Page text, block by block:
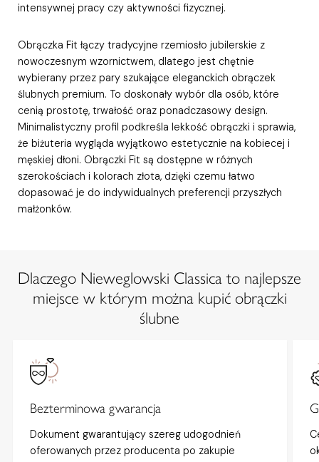
intensywnej pracy czy aktywności fizycznej.
Obrączka Fit łączy tradycyjne rzemiosło jubilerskie z
nowoczesnym wzornictwem, dlatego jest chętnie
wybierany przez pary szukające eleganckich obrączek
ślubnych premium. To doskonały wybór dla osób, które
cenią prostotę, trwałość oraz ponadczasowy design.
Minimalistyczny profil podkreśla lekkość obrączki i sprawia,
że biżuteria wygląda wyjątkowo estetycznie na kobiecej i
męskiej dłoni. Obrączki Fit są dostępne w różnych
szerokościach i kolorach złota, dzięki czemu łatwo
dopasować je do indywidualnych preferencji przyszłych
małżonków.
Dlaczego Nieweglowski Classica to najlepsze
miejsce w którym można kupić obrączki
ślubne
Bezterminowa gwarancja
Dokument gwarantujący szereg udogodnień
oferowanych przez producenta po zakupie